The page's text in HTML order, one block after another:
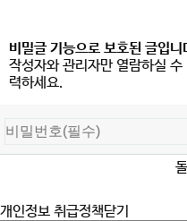
비밀글 기능으로 보호된 글입니
작성자와 관리자만 열람하실
력하세요.
개인정보 취급정책닫기